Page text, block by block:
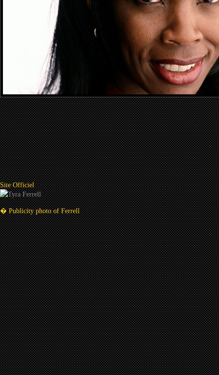
Site Officiel
� Publicity photo of Ferrell